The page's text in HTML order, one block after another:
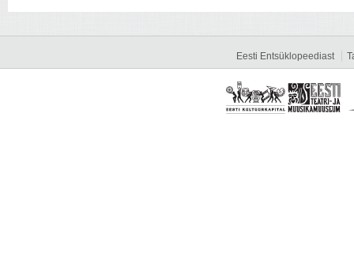
Eesti Entsüklopeediast